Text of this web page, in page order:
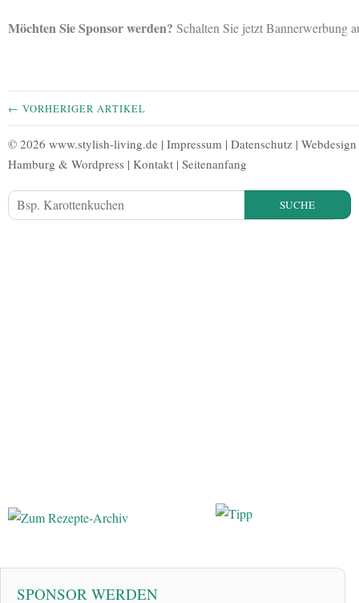
Möchten Sie Sponsor werden? Schalten Sie jetzt Bannerwerbung
← VORHERIGER ARTIKEL
© 2026 www.stylish-living.de | Impressum | Datenschutz | Webdesign
Hamburg & Wordpress | Kontakt | Seitenanfang
SUCHE
SPONSOR WERDEN